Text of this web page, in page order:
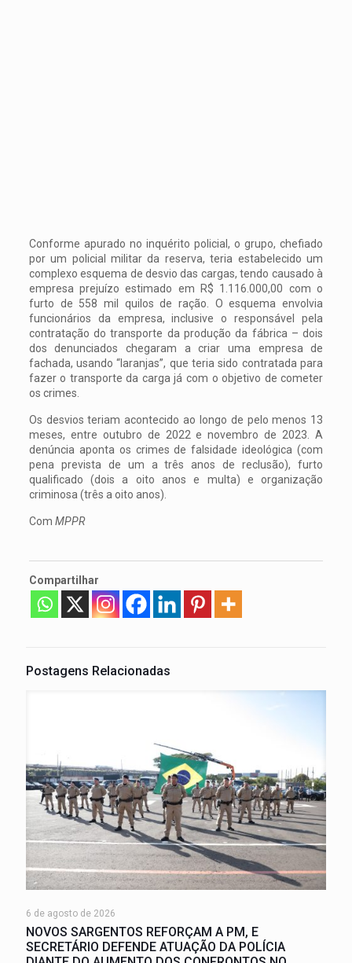
Conforme apurado no inquérito policial, o grupo, chefiado
por um policial militar da reserva, teria estabelecido um
complexo esquema de desvio das cargas, tendo causado à
empresa prejuízo estimado em R$ 1.116.000,00 com o
furto de 558 mil quilos de ração. O esquema envolvia
funcionários da empresa, inclusive o responsável pela
contratação do transporte da produção da fábrica – dois
dos denunciados chegaram a criar uma empresa de
fachada, usando “laranjas”, que teria sido contratada para
fazer o transporte da carga já com o objetivo de cometer
os crimes.
Os desvios teriam acontecido ao longo de pelo menos 13
meses, entre outubro de 2022 e novembro de 2023. A
denúncia aponta os crimes de falsidade ideológica (com
pena prevista de um a três anos de reclusão), furto
qualificado (dois a oito anos e multa) e organização
criminosa (três a oito anos).
Com MPPR
Compartilhar
Postagens Relacionadas
6 de agosto de 2026
NOVOS SARGENTOS REFORÇAM A PM, E
SECRETÁRIO DEFENDE ATUAÇÃO DA POLÍCIA